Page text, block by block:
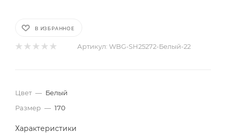
В ИЗБРАННОЕ
Артикул: WBG-SH25272-Белый-22
Цвет — Белый
Размер — 170
Характеристики